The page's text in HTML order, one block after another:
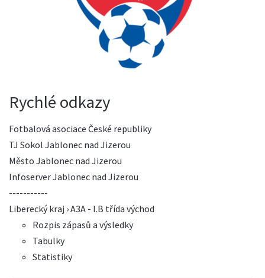
Rychlé odkazy
Fotbalová asociace České republiky
TJ Sokol Jablonec nad Jizerou
Město Jablonec nad Jizerou
Infoserver Jablonec nad Jizerou
-----------
Liberecký kraj › A3A - I.B třída východ
Rozpis zápasů a výsledky
Tabulky
Statistiky